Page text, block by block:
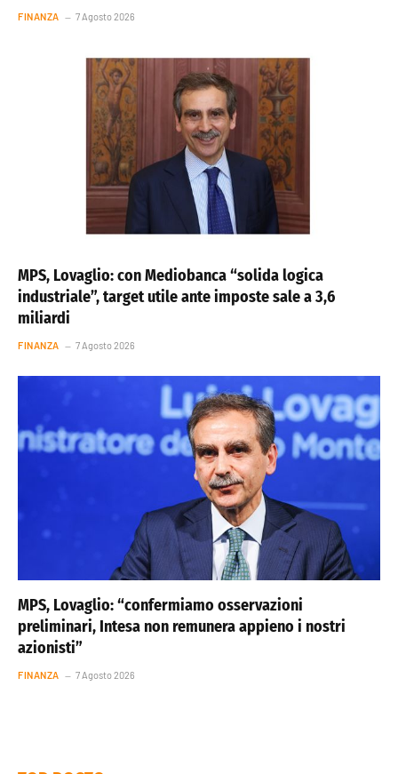
FINANZA 7 Agosto 2026
MPS, Lovaglio: con Mediobanca “solida logica
industriale”, target utile ante imposte sale a 3,6
miliardi
FINANZA 7 Agosto 2026
MPS, Lovaglio: “confermiamo osservazioni
preliminari, Intesa non remunera appieno i nostri
azionisti”
FINANZA 7 Agosto 2026